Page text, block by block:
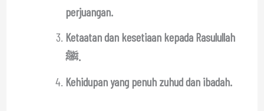
perjuangan.
Ketaatan dan kesetiaan kepada Rasulullah
ﷺ.
Kehidupan yang penuh zuhud dan ibadah.